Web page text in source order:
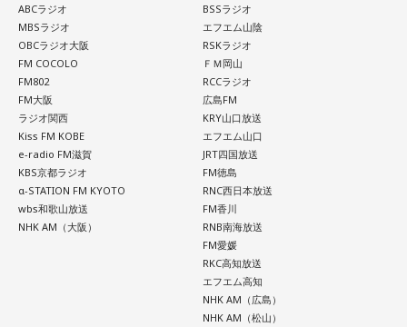
ABCラジオ
MBSラジオ
OBCラジオ大阪
FM COCOLO
FM802
FM大阪
ラジオ関西
Kiss FM KOBE
e-radio FM滋賀
KBS京都ラジオ
α-STATION FM KYOTO
wbs和歌山放送
NHK AM（大阪）
BSSラジオ
エフエム山陰
RSKラジオ
ＦＭ岡山
RCCラジオ
広島FM
KRY山口放送
エフエム山口
JRT四国放送
FM徳島
RNC西日本放送
FM香川
RNB南海放送
FM愛媛
RKC高知放送
エフエム高知
NHK AM（広島）
NHK AM（松山）